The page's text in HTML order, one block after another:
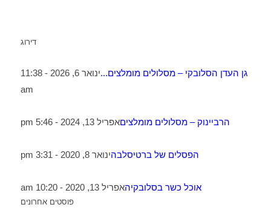
דירוג
גן העדן הסלובקי – מסלולים מומלצים...
ינואר 6, 2026 - 11:38
am
הרביינוק – מסלולים מומלציםאפריל 13, 2024 - 5:46 pm
הפסלים של ברטיסלבהינואר 8, 2020 - 3:31 pm
אוכל כשר בסלובקיהאפריל 13, 2020 - 10:20 am
פוסטים אחרונים